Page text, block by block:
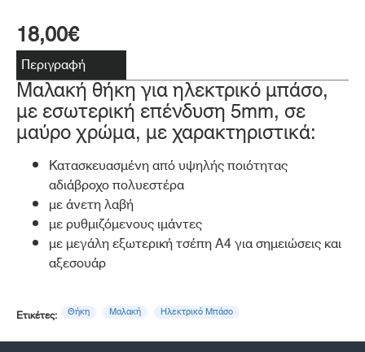
18,00€
Περιγραφή
Μαλακή θήκη για ηλεκτρικό μπάσο,
με εσωτερική επένδυση 5mm, σε
μαύρο χρώμα, με χαρακτηριστικά:
Κατασκευασμένη από υψηλής ποιότητας
αδιάβροχο πολυεστέρα
με άνετη λαβή
με ρυθμιζόμενους ιμάντες
με μεγάλη εξωτερική τσέπη A4 για σημειώσεις και
αξεσουάρ
Ετικέτες: Θήκη Μαλακή Ηλεκτρικό Μπάσο